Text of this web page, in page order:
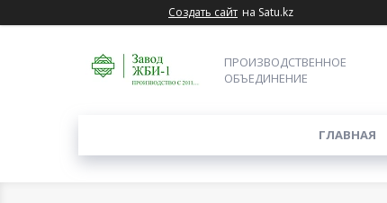
Создать сайт на Satu.kz
ПРОИЗВОДСТВЕННОЕ
ОБЪЕДИНЕНИЕ
ГЛАВНАЯ